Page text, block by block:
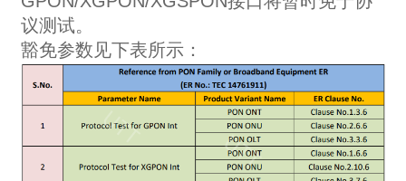
议测试。
豁免参数见下表所示：